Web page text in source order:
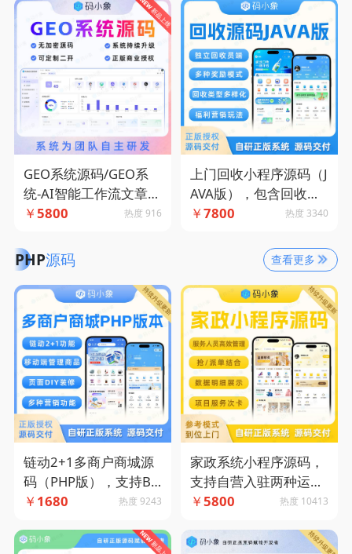
GEO系统源码/GEO系
统-AI智能工作流文章生
成-平台批量发布-关键
￥5800 热度 916
上门回收小程序源码（J
AVA版），包含回收人
员端支持自营入驻两种
￥7800 热度 3340
PHP源码 查看更多
链动2+1多商户商城源
码（PHP版），支持B2
B2C模式-码小象源码
￥ 1680 热度 9243
家政系统小程序源码，
支持自营入驻两种运营
模式+抢单派单模式结
￥5800 热度 10413